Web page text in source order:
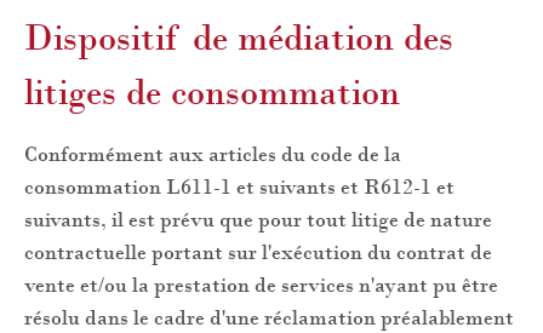
Dispositif de médiation des
litiges de consommation
Conformément aux articles du code de la
consommation L611-1 et suivants et R612-1 et
suivants, il est prévu que pour tout litige de nature
contractuelle portant sur l'exécution du contrat de
vente et/ou la prestation de services n'ayant pu être
résolu dans le cadre d'une réclamation préalablement